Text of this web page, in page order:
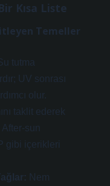
Kısa Liste
Temeller
tutma
UV sonrası
olur.
taklit ederek
sun
gibi içerikleri
Nem